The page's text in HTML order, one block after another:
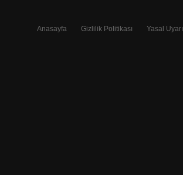
Anasayfa Gizlilik Politikası Yasal Uyarı